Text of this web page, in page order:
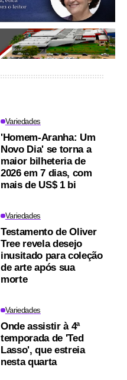
Variedades
'Homem-Aranha: Um
Novo Dia' se torna a
maior bilheteria de
2026 em 7 dias, com
mais de US$ 1 bi
Variedades
Testamento de Oliver
Tree revela desejo
inusitado para coleção
de arte após sua
morte
Variedades
Onde assistir à 4ª
temporada de 'Ted
Lasso', que estreia
nesta quarta